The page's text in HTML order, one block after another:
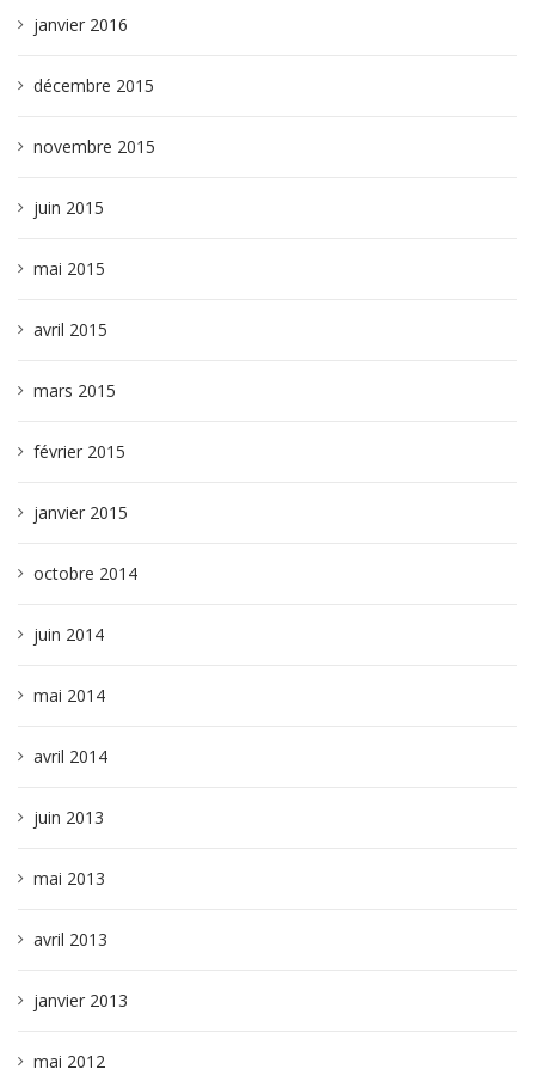
janvier 2016
décembre 2015
novembre 2015
juin 2015
mai 2015
avril 2015
mars 2015
février 2015
janvier 2015
octobre 2014
juin 2014
mai 2014
avril 2014
juin 2013
mai 2013
avril 2013
janvier 2013
mai 2012